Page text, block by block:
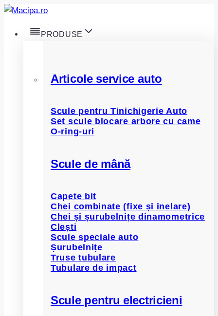
Skip
content
PRODUSE
Articole service auto
Scule pentru Tinichigerie Auto
Set scule blocare arbore cu came
O-ring-uri
Scule de mână
Capete bit
Chei combinate (fixe și inelare)
Chei și șurubelnițe dinamometrice
Clești
Scule speciale auto
Șurubelnițe
Truse tubulare
Tubulare de impact
Scule pentru electricieni